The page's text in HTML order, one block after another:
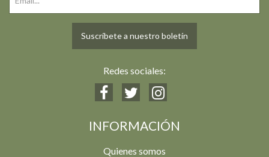
Suscríbete a nuestro boletín
Redes sociales:
INFORMACIÓN
Quienes somos